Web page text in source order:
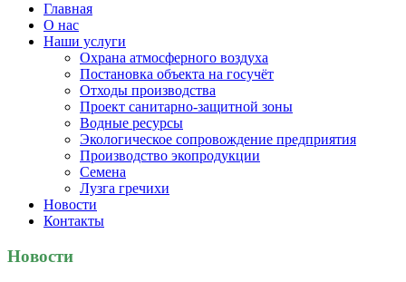
Главная
О нас
Наши услуги
Охрана атмосферного воздуха
Постановка объекта на госучёт
Отходы производства
Проект санитарно-защитной зоны
Водные ресурсы
Экологическое сопровождение предприятия
Производство экопродукции
Семена
Лузга гречихи
Новости
Контакты
Новости